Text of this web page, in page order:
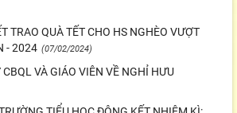
TRAO QUÀ TẾT CHO HS NGHÈO VƯỢT
- 2024 (07/02/2024)
CBQL VÀ GIÁO VIÊN VỀ NGHỈ HƯU